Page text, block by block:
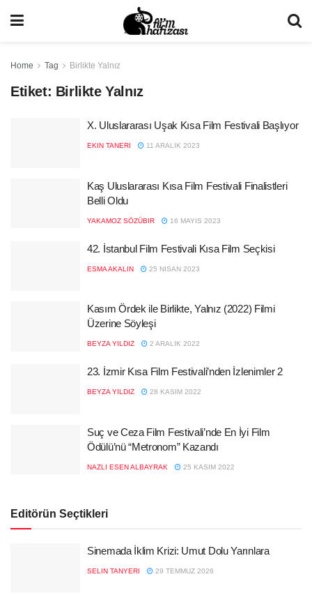
Home Tag Birlikte Yalnız
Etiket: Birlikte Yalnız
X. Uluslararası Uşak Kısa Film Festivali Başlıyor
EKIN TANERI 11 ARALIK 2023
Kaş Uluslararası Kısa Film Festivali Finalistleri
Belli Oldu
YAKAMOZ SÖZÜBIR 16 MAYIS 2023
42. İstanbul Film Festivali Kısa Film Seçkisi
ESMA AKALIN 25 NISAN 2023
Kasım Ördek ile Birlikte, Yalnız (2022) Filmi
Üzerine Söyleşi
BEYZA YILDIZ 2 ARALIK 2022
23. İzmir Kısa Film Festivali’nden İzlenimler 2
BEYZA YILDIZ 28 KASIM 2022
Suç ve Ceza Film Festivali’nde En İyi Film
Ödülü’nü “Metronom” Kazandı
NAZLI ESEN ALBAYRAK 25 KASIM 2022
Editörün Seçtikleri
Sinemada İklim Krizi: Umut Dolu Yarınlara
SELIN TANYERI 29 TEMMUZ 2026